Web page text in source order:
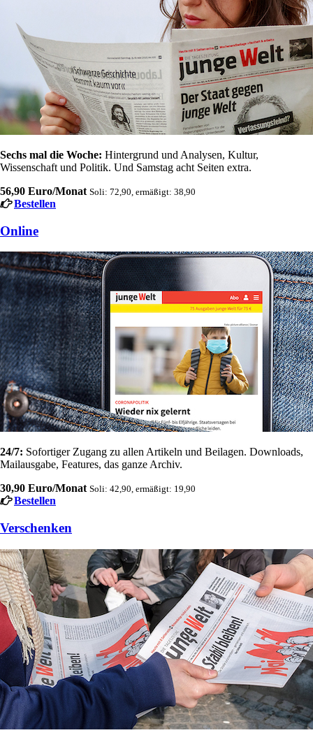
Sechs mal die Woche: Hintergrund und Analysen, Kultur,
Wissenschaft und Politik. Und Samstag acht Seiten extra.
56,90 Euro/Monat Soli: 72,90, ermäßigt: 38,90
Bestellen
Online
24/7: Sofortiger Zugang zu allen Artikeln und Beilagen. Downloads,
Mailausgabe, Features, das ganze Archiv.
30,90 Euro/Monat Soli: 42,90, ermäßigt: 19,90
Bestellen
Verschenken